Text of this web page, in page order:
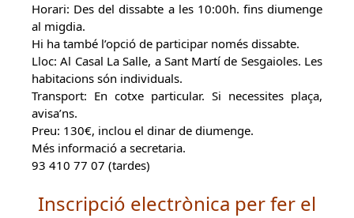
Horari: Des del dissabte a les 10:00h. fins diumenge
al migdia.
Hi ha també l’opció de participar només dissabte.
Lloc: Al Casal La Salle, a Sant Martí de Sesgaioles. Les
habitacions són individuals.
Transport: En cotxe particular. Si necessites plaça,
avisa’ns.
Preu: 130€, inclou el dinar de diumenge.
Més informació a secretaria.
93 410 77 07 (tardes)
Inscripció electrònica per fer el